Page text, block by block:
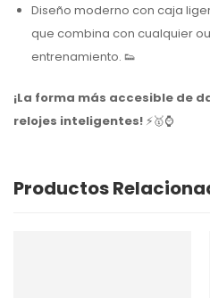
Diseño moderno con caja
que combina con cualquier
entrenamiento. 👟
¡La forma más accesible de
relojes inteligentes! ⚡🥇⌚️
Productos